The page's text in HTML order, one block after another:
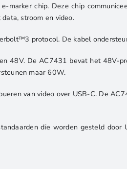
aantal
chip. Deze chip
stroom en video.
protocol. De kabel
48V. De AC7431 bevat het 48V-
maar 60W.
van video over USB-C. De
die worden gesteld